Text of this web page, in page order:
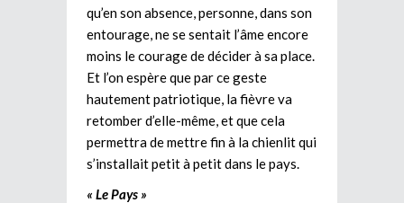
qu’en son absence, personne, dans son
entourage, ne se sentait l’âme encore
moins le courage de décider à sa place.
Et l’on espère que par ce geste
hautement patriotique, la fièvre va
retomber d’elle-même, et que cela
permettra de mettre fin à la chienlit qui
s’installait petit à petit dans le pays.
« Le Pays »